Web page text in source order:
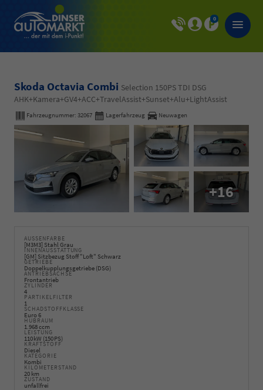
0
Skoda Octavia Combi Selection 150PS TDI DSG
AHK+Kamera+GV4+ACC+TravelAssist+Sunset+Alu+LightAssist
Fahrzeugnummer: 32067 Lagerfahrzeug Neuwagen
+16
AUSSENFARBE
[M3M3] Stahl Grau
INNENAUSSTATTUNG
[GM] Sitzbezug Stoff "Loft" Schwarz
GETRIEBE
Doppelkupplungsgetriebe (DSG)
ANTRIEBSACHSE
Frontantrieb
ZYLINDER
4
PARTIKELFILTER
1
SCHADSTOFFKLASSE
Euro 6
HUBRAUM
1.968 ccm
LEISTUNG
110 kW (150 PS)
KRAFTSTOFF
Diesel
KATEGORIE
Kombi
KILOMETERSTAND
20 km
ZUSTAND
unfallfrei